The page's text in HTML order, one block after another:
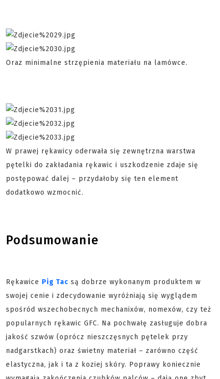
Oraz minimalne strzępienia materiału na lamówce.
W prawej rękawicy oderwała się zewnętrzna warstwa
pętelki do zakładania rękawic i uszkodzenie zdaje się
postępować dalej – przydałoby się ten element
dodatkowo wzmocnić.
Podsumowanie
Rękawice Pig Tac są dobrze wykonanym produktem w
swojej cenie i zdecydowanie wyróżniają się wyglądem
spośród wszechobecnych mechanixów, nomexów, czy też
popularnych rękawic GFC. Na pochwałę zasługuje dobra
jakość szwów (oprócz nieszczęsnych pętelek przy
nadgarstkach) oraz świetny materiał – zarówno część
elastyczna, jak i ta z koziej skóry. Poprawy koniecznie